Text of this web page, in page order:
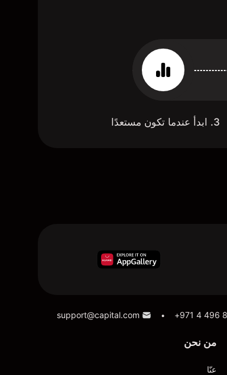
3. ابدأ عندما تكون مستعدًا
+971 4 496
•
support@capital.com
من نحن
عنّا